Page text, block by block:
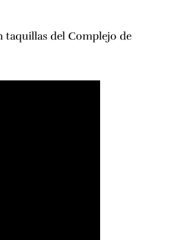
taquillas del Complejo de